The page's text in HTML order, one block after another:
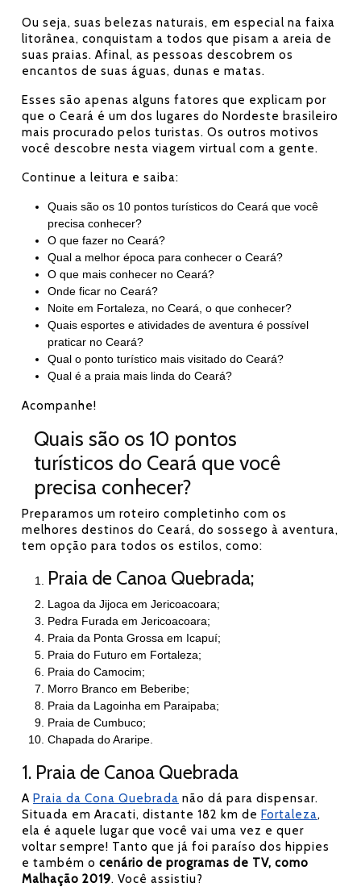
Ou seja, suas belezas naturais, em especial na faixa
litorânea, conquistam a todos que pisam a areia de
suas praias. Afinal, as pessoas descobrem os
encantos de suas águas, dunas e matas.
Esses são apenas alguns fatores que explicam por
que o Ceará é um dos lugares do Nordeste brasileiro
mais procurado pelos turistas. Os outros motivos
você descobre nesta viagem virtual com a gente.
Continue a leitura e saiba:
Quais são os 10 pontos turísticos do Ceará que você
precisa conhecer?
O que fazer no Ceará?
Qual a melhor época para conhecer o Ceará?
O que mais conhecer no Ceará?
Onde ficar no Ceará?
Noite em Fortaleza, no Ceará, o que conhecer?
Quais esportes e atividades de aventura é possível
praticar no Ceará?
Qual o ponto turístico mais visitado do Ceará?
Qual é a praia mais linda do Ceará?
Acompanhe!
Quais são os 10 pontos
turísticos do Ceará que você
precisa conhecer?
Preparamos um roteiro completinho com os
melhores destinos do Ceará, do sossego à aventura,
tem opção para todos os estilos, como:
Praia de Canoa Quebrada;
Lagoa da Jijoca em Jericoacoara;
Pedra Furada em Jericoacoara;
Praia da Ponta Grossa em Icapuí;
Praia do Futuro em Fortaleza;
Praia do Camocim;
Morro Branco em Beberibe;
Praia da Lagoinha em Paraipaba;
Praia de Cumbuco;
Chapada do Araripe.
1. Praia de Canoa Quebrada
A Praia da Cona Quebrada não dá para dispensar.
Situada em Aracati, distante 182 km de Fortaleza,
ela é aquele lugar que você vai uma vez e quer
voltar sempre! Tanto que já foi paraíso dos hippies
e também o cenário de programas de TV, como
Malhação 2019. Você assistiu?